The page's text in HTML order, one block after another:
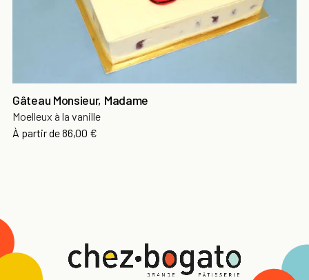
Gâteau Monsieur, Madame
Moelleux à la vanille
À partir de86,00 €